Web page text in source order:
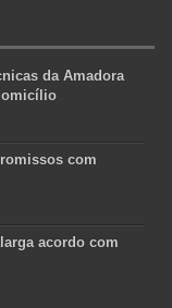
da Amadora
com
acordo com